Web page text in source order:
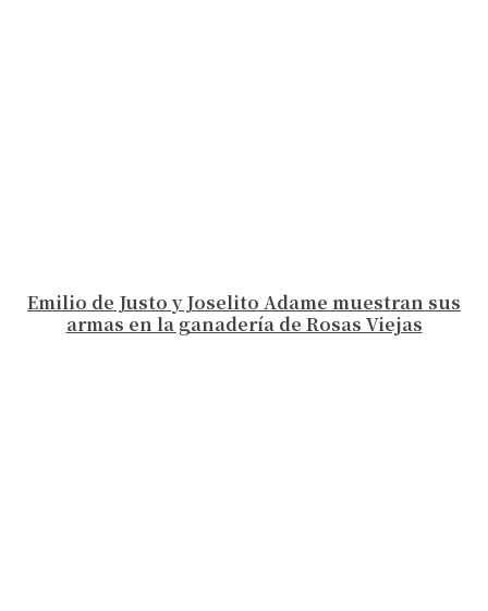
Emilio de Justo y Joselito Adame muestran sus
armas en la ganadería de Rosas Viejas